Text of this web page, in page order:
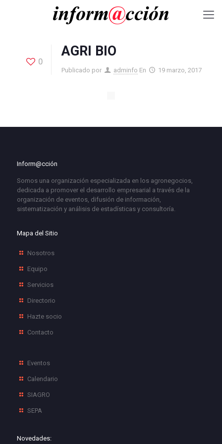
0
AGRI BIO
Publicado por adminfo En 19 marzo, 2017
Inform@cción
Somos una organización especializada en los agronegocios,
dedicada a promover el desarrollo empresarial a través de la
organización de eventos, difusión de información,
sistematización y análisis de estadísticas y consultoría.
Mapa del Sitio
Nosotros
Equipo
Servicios
Directorio
Hazte socio
Contacto
Eventos
Calendario
SIAGRO
SEPA
Novedades: